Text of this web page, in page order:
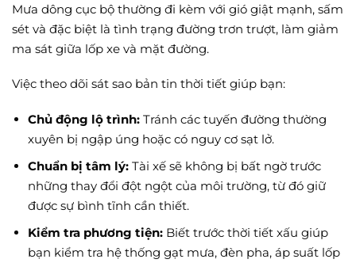
Mưa dông cục bộ thường đi kèm với gió giật mạnh, sấm
sét và đặc biệt là tình trạng đường trơn trượt, làm giảm
ma sát giữa lốp xe và mặt đường.
Việc theo dõi sát sao bản tin thời tiết giúp bạn:
Chủ động lộ trình:Tránh các tuyến đường thường
xuyên bị ngập úng hoặc có nguy cơ sạt lở.
Chuẩn bị tâm lý:Tài xế sẽ không bị bất ngờ trước
những thay đổi đột ngột của môi trường, từ đó giữ
được sự bình tĩnh cần thiết.
Kiểm tra phương tiện:Biết trước thời tiết xấu giúp
bạn kiểm tra hệ thống gạt mưa, đèn pha, áp suất lốp